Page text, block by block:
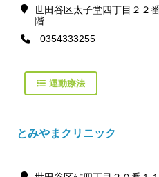
世田谷区太子堂四丁目２２
階
0354333255
運動療法
とみやまクリニック